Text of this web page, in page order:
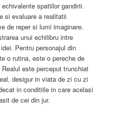
spatiilor gandirii.
si evaluare a realitatii
de reper si lumi imaginare.
unui echilibru intre
Pentru personajul din
o rutina, este o pereche de
este perceput trunchiat
desigur in viata de zi cu zi
in conditiile in care acelasi
de cei din jur.